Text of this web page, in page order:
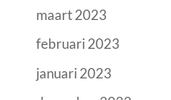
maart 2023
februari 2023
januari 2023